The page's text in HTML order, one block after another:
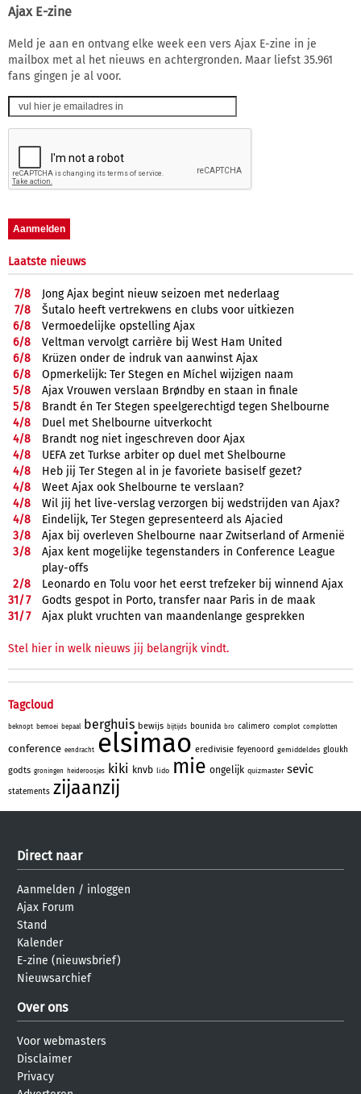
Ajax E-zine
Meld je aan en ontvang elke week een vers Ajax E-zine in je
mailbox met al het nieuws en achtergronden. Maar liefst 35.961
fans gingen je al voor.
Laatste nieuws
7/8
Jong Ajax begint nieuw seizoen met nederlaag
7/8
Šutalo heeft vertrekwens en clubs voor uitkiezen
6/8
Vermoedelijke opstelling Ajax
6/8
Veltman vervolgt carrière bij West Ham United
6/8
Krüzen onder de indruk van aanwinst Ajax
6/8
Opmerkelijk: Ter Stegen en Míchel wijzigen naam
5/8
Ajax Vrouwen verslaan Brøndby en staan in finale
5/8
Brandt én Ter Stegen speelgerechtigd tegen Shelbourne
4/8
Duel met Shelbourne uitverkocht
4/8
Brandt nog niet ingeschreven door Ajax
4/8
UEFA zet Turkse arbiter op duel met Shelbourne
4/8
Heb jij Ter Stegen al in je favoriete basiself gezet?
4/8
Weet Ajax ook Shelbourne te verslaan?
4/8
Wil jij het live-verslag verzorgen bij wedstrijden van Ajax?
4/8
Eindelijk, Ter Stegen gepresenteerd als Ajacied
3/8
Ajax bij overleven Shelbourne naar Zwitserland of Armenië
3/8
Ajax kent mogelijke tegenstanders in Conference League
play-offs
2/8
Leonardo en Tolu voor het eerst trefzeker bij winnend Ajax
31/7
Godts gespot in Porto, transfer naar Paris in de maak
31/7 Ajax plukt vruchten van maandenlange gesprekken
Stel hier in welk nieuws jij belangrijk vindt.
Tagcloud
beknopt bemoei bepaal berghuis bewijs bijtijds bounida bro calimero complot complotten
conference eendracht elsimao eredivisie feyenoord gemiddeldes gloukh
godts groningen heideroosjes kiki knvb lido mie ongelijk quizmaster sevic
statements zijaanzij
Direct naar
Aanmelden / inloggen
Ajax Forum
Stand
Kalender
E-zine (nieuwsbrief)
Nieuwsarchief
Over ons
Voor webmasters
Disclaimer
Privacy